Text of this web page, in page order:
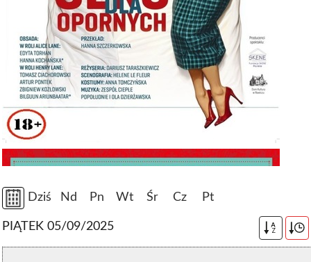
Dziś Nd Pn Wt Śr Cz Pt
PIĄTEK 05/09/2025 A
Z